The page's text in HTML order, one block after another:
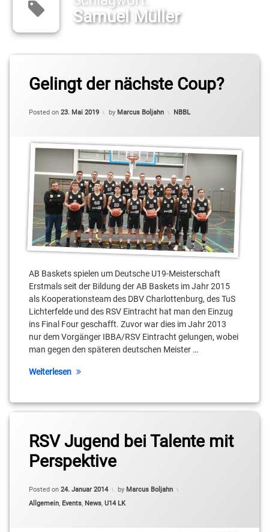
Samuel Müller
Gelingt der nächste Coup?
Posted on 23. Mai 2019
Updated on23. Mai 2019
by Marcus Boljahn Categories:
NBBL
AB Baskets spielen um Deutsche U19-Meisterschaft
Erstmals seit der Bildung der AB Baskets im Jahr 2015
als Kooperationsteam des DBV Charlottenburg, des TuS
Lichterfelde und des RSV Eintracht hat man den Einzug
ins Final Four geschafft. Zuvor war dies im Jahr 2013
nur dem Vorgänger IBBA/RSV Eintracht gelungen, wobei
man gegen den späteren deutschen Meister …
Weiterlesen
DBV
Charlottenburg
Elias
Ney
Lukas
Wagner
Max
Stölzel
Stenyushyn
NBBL
Samuel
Stephan
McCollister
Lichterfelde
RSV Jugend bei Talente mit
Perspektive
Posted on 24. Januar 2014 by Marcus Boljahn
Categories:
Allgemein, Events, News, U14 LK
Christopher
Schreiber
Kevin